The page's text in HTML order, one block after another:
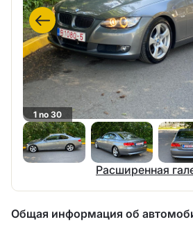
1 no 30
Расширенная
Общая информация об